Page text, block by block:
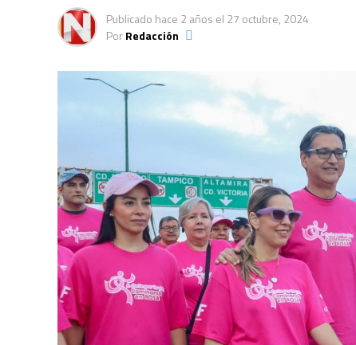
Publicado hace 2 años el 27 octubre, 2024
PorRedacción